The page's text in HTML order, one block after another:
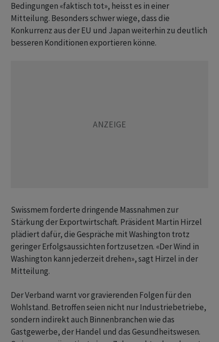
Bedingungen «faktisch tot», heisst es in einer
Mitteilung. Besonders schwer wiege, dass die
Konkurrenz aus der EU und Japan weiterhin zu deutlich
besseren Konditionen exportieren könne.
Swissmem forderte dringende Massnahmen zur
Stärkung der Exportwirtschaft. Präsident Martin Hirzel
plädiert dafür, die Gespräche mit Washington trotz
geringer Erfolgsaussichten fortzusetzen. «Der Wind in
Washington kann jederzeit drehen», sagt Hirzel in der
Mitteilung.
Der Verband warnt vor gravierenden Folgen für den
Wohlstand. Betroffen seien nicht nur Industriebetriebe,
sondern indirekt auch Binnenbranchen wie das
Gastgewerbe, der Handel und das Gesundheitswesen.